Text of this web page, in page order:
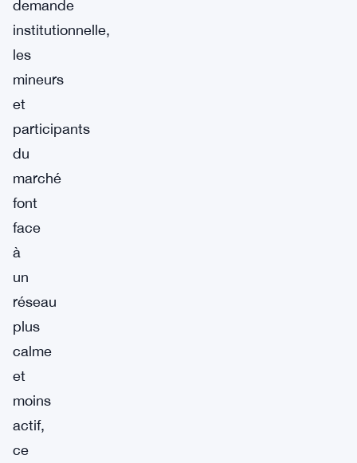
demande
institutionnelle,
les
mineurs
et
participants
du
marché
font
face
à
un
réseau
plus
calme
et
moins
actif,
ce